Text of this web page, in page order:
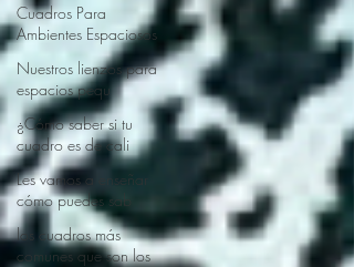
Cuadros Para
Ambientes Espaciosos
Nuestros lienzos para
espacios pequ
¿Cómo saber si tu
cuadro es de cali
Les vamos a enseñar
cómo puedes sab
los cuadros más
comunes que son los